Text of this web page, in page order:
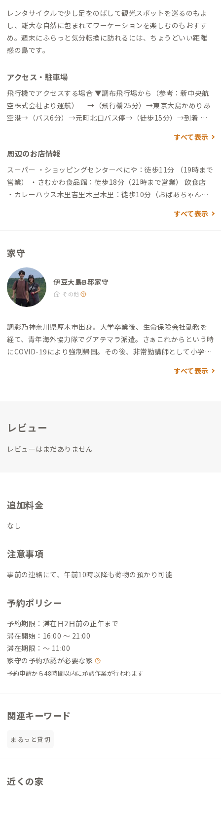
レンタサイクルで少し足をのばして観光スポットを巡るのもよ
し、雄大な自然に包まれてワーケーションを楽しむのもおすす
め。週末にふらっと気分転換に訪れるには、ちょうどいい距離
感の島です。
アクセス・駐車場
飛行機でアクセスする場合 ▼調布飛行場から（参考：新中央航
空株式会社より運航） →（飛行機25分）→東京大島かめりあ
空港→（バス6分）→元町北口バス停→（徒歩15分）→到着 船
船より運航） →（大型客船6時間/高速ジェット船1時間45分）
→岡田港もしくは元町港 ▼熱海港から →（高速ジェット船1
時間45分）→岡田港もしくは元町港 ▼到着した港からの各アク
セス ※大島の到着港は、当日の朝、東海汽船のHPで発表されま
す（岡田港もしくは元町港） ・岡田港→（バス15分）→元町北
周辺には、複数のレンタサイクルやレンタカーの事業者があり
すべて表示
周辺のお店情報
スーパー ・ショッピングセンターべにや：徒歩11分 （19時まで
営業） ・さむかわ食品館：徒歩18分（21時まで営業） 飲食店
・カレーハウス木里吉里木里木里：徒歩10分（おばあちゃんが
光：徒歩15分（美味しいべっこう寿司やうつぼの天ぷらが食べ
・TO びすとろ・う・と：徒歩14分（島の食材を使ったこだわり
の絶品フレンチ、事前予約必須） ・南島館：徒歩15分（地元民
に愛される居酒屋、おいしくて安い） ・Bar Futaba：徒歩13分
（話しやすいオーナーとカクテルが楽しめる） 温泉 ・元町浜の
湯：徒歩22分（水着で入る混浴温泉 ※露天風呂のみ） ・ホテル
すべて表示
家守
伊豆大島B邸家守
その他
調彩乃神奈川県厚木市出身。大学卒業後、生命保険会社勤務を
経て、青年海外協力隊でグアテマラ派遣。さぁこれからという時
にCOVID-19により強制帰国。その後、非常勤講師として小学校
グアテマラに渡りぷーたろーをしました。裏方として間接的に
し、大島に移住を決意。2024年は大島の南部にある波浮エリア
とこさオープン。東京出社で月10日間は都内のADDressに滞
は、仕事の前に早起きして朝活。
身。大学院卒業後、ハウスメーカー勤務を経て設計事務所を設
立。
運営をしつつ、妻と共にこの島で自分たちがやりたいこと、でき
ることを少しづつ実践していきたいです。
すべて表示
レビュー
レビューはまだありません
追加料金
なし
注意事項
事前の連絡にて、午前10時以降も荷物の預かり可能
予約ポリシー
予約期限：滞在日2日前の正午まで
滞在開始：16:00 〜 21:00
滞在期限：〜 11:00
家守の予約承認が必要な家
予約申請から48時間以内に承認作業が行われます
関連キーワード
まるっと貸切
近くの家